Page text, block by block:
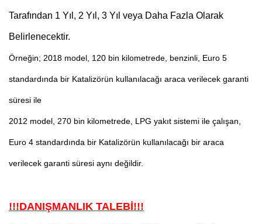
Tarafından 1 Yıl, 2 Yıl, 3 Yıl veya Daha Fazla Olarak
Belirlenecektir.
Örneğin; 2018 model, 120 bin kilometrede, benzinli, Euro 5
standardında bir Katalizörün kullanılacağı araca verilecek garanti
süresi ile
2012 model, 270 bin kilometrede, LPG yakıt sistemi ile çalışan,
Euro 4 standardında bir Katalizörün kullanılacağı bir araca
verilecek garanti süresi aynı değildir.
!!!DANIŞMANLIK TALEBİ!!!